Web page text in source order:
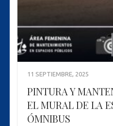
11 SEPTIEMBRE, 2025
PINTURA Y
EL MURAL DE LA
ÓMNIBUS